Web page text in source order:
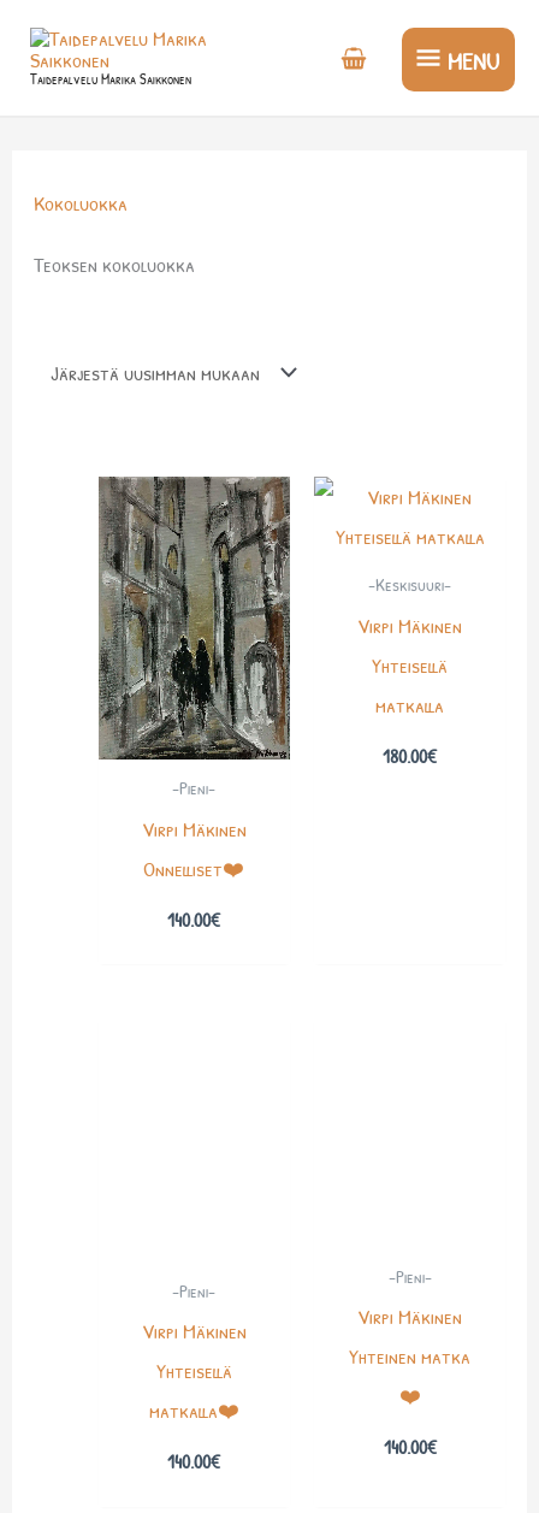
sisältöön
Taidepalvelu Marika Saikkonen
MENU
MENU
Kokoluokka
Teoksen kokoluokka
-Pieni-
Virpi Mäkinen
Onnelliset❤️
140.00€
-Keskisuuri-
Virpi Mäkinen
Yhteisellä
matkalla
180.00€
-Pieni-
Virpi Mäkinen
Yhteisellä
matkalla❤️
140.00€
-Pieni-
Virpi Mäkinen
Yhteinen matka
❤️
140.00€